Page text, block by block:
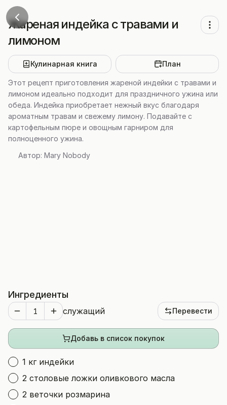
Жареная индейка с травами и
лимоном
Кулинарная книга План
Этот рецепт приготовления жареной индейки с травами и
лимоном идеально подходит для праздничного ужина или
обеда. Индейка приобретает нежный вкус благодаря
ароматным травам и свежему лимону. Подавайте с
картофельным пюре и овощным гарниром для
полноценного ужина.
Автор: Mary Nobody
Ингредиенты
служащий Перевести
Добавь в список покупок
1 кг индейки
2 столовые ложки оливкового масла
2 веточки розмарина